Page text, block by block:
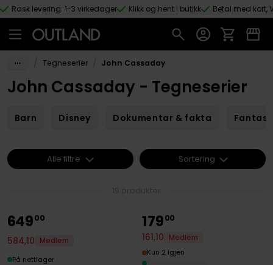
Hopp til hovedinnhold
Rask levering: 1-3 virkedager Klikk og hent i butikk Betal med kort,
Tegneserier John Cassaday
John Cassaday - Tegneserier
Barn Disney Dokumentar & fakta Fantasy
64900
584,10
Medlem
På nettlager
17900
161,10
Medlem
Kun 2 igjen
Alle filtre Sortering